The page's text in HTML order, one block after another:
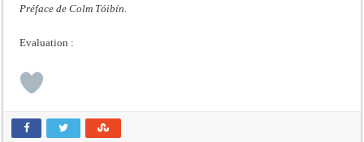
Préface de Colm Tóibín.
Evaluation :